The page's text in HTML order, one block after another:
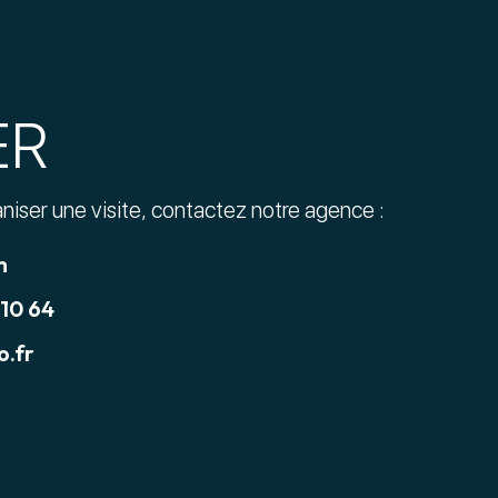
une visite, contactez notre agence :
64